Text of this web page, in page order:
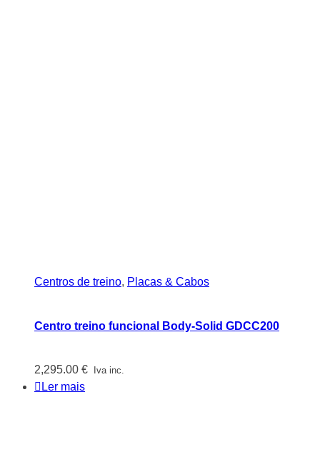
Centros de treino, Placas & Cabos
Centro treino funcional Body-Solid GDCC200
2,295.00 € Iva inc.
Ler mais